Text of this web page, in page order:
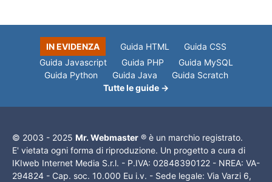
IN EVIDENZA Guida HTML
Guida CSS
Guida Javascript
Guida PHP
Guida MySQL
Guida Python
Guida Java
Guida Scratch
Tutte le guide →
© 2003 - 2025 Mr. Webmaster ® è un marchio registrato.
E' vietata ogni forma di riproduzione. Un progetto a cura di
IKIweb Internet Media S.r.l. - P.IVA: 02848390122 - NREA: VA-
294824 - Cap. soc. 10.000 Eu i.v. - Sede legale: Via Varzi 6,